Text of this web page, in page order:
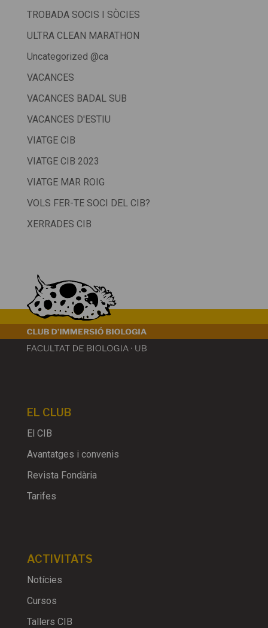
TROBADA SOCIS I SÒCIES
ULTRA CLEAN MARATHON
Uncategorized @ca
VACANCES
VACANCES BADAL SUB
VACANCES D'ESTIU
VIATGE CIB
VIATGE CIB 2023
VIATGE MAR ROIG
VOLS FER-TE SOCI DEL CIB?
XERRADES CIB
EL CLUB
El CIB
Avantatges i convenis
Revista Fondària
Tarifes
ACTIVITATS
Notícies
Cursos
Tallers CIB